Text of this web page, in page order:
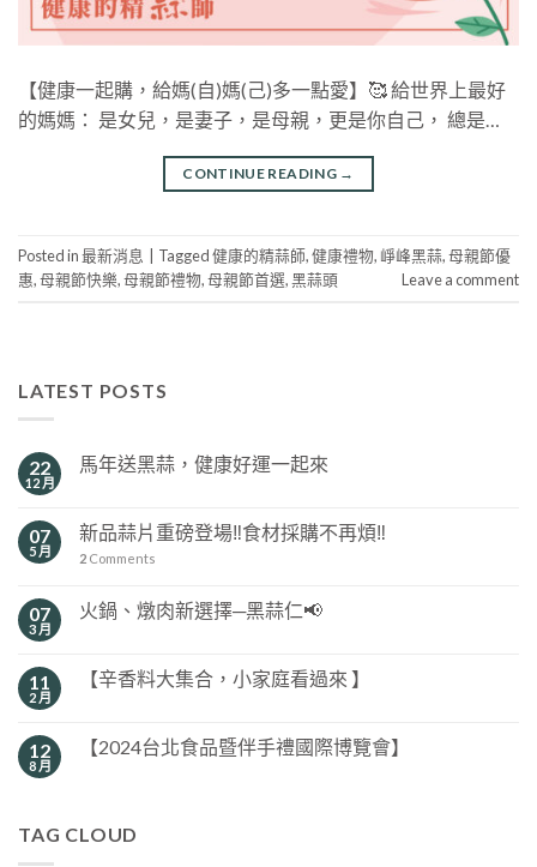
【健康一起購，給媽(自)媽(己)多一點愛】🥰 給世界上最好
的媽媽： 是女兒，是妻子，是母親，更是你自己， 總是…
CONTINUE READING →
Posted in最新消息 Tagged健康的精蒜師,健康禮物, 崢峰黑蒜,母親節優
惠,母親節快樂,母親節禮物,母親節首選,黑蒜頭 Leave a comment
LATEST POSTS
22
12 月
馬年送黑蒜，健康好運一起來
07
5 月
新品蒜片重磅登場‼️食材採購不再煩‼️
2 Comments
07
3 月
火鍋、燉肉新選擇─黑蒜仁📢
11
2 月
【辛香料大集合，小家庭看過來 】
12
8 月
【2024台北食品暨伴手禮國際博覽會】
TAG CLOUD